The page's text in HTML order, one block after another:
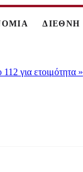
ΔΙΕΘΝΗ
για ετοιμότητα »